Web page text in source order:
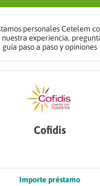
personales Cetelem
experiencia,
guía paso a paso y opiniones
Cofidis
Importe préstamo